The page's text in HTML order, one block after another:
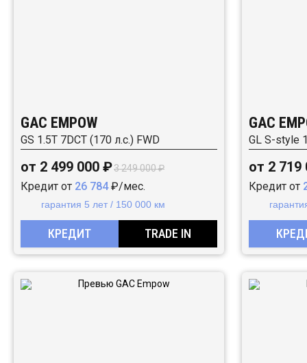
GAC EMPOW
GS 1.5T 7DCT (170 л.с.) FWD
от 2 499 000 ₽3 249 000 ₽
Кредит от 26 784₽/мес.
гарантия 5 лет / 150 000 км
КРЕДИТ TRADE IN
GAC
GL S-style
от 2 719
Кредит от